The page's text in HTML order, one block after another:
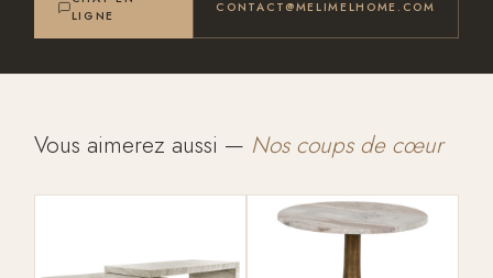
LIGNE
CONTACT@MELIMELHOME.COM
Vous aimerez aussi — Nos coups de cœur